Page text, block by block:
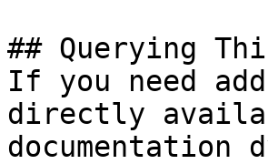
## Querying
If you need
directly
documentation